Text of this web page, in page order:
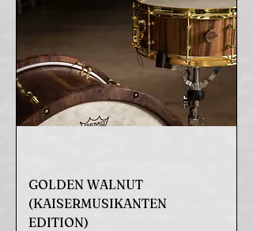
GOLDEN WALNUT
(KAISERMUSIKANTEN
EDITION)